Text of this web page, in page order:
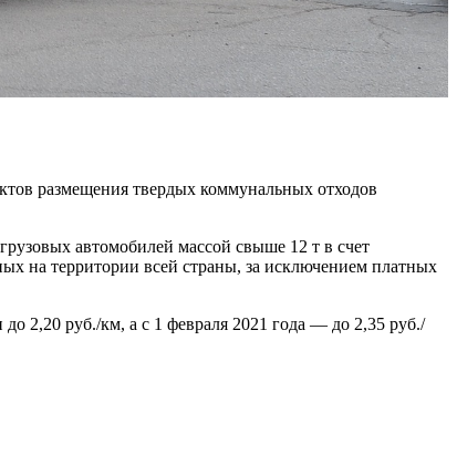
размещения твердых коммунальных отходов
автомобилей массой свыше 12 т в счет
на территории всей страны, за исключением платных
до 2,20 руб./км, а с 1 февраля 2021 года — до 2,35 руб./